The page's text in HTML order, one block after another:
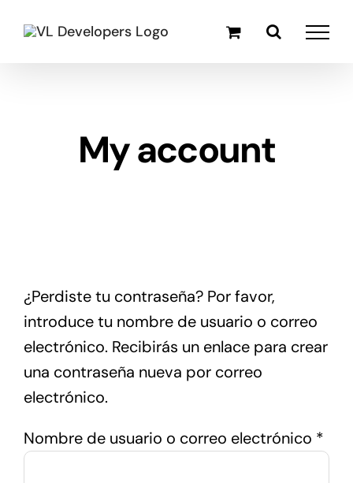
My account
¿Perdiste tu contraseña? Por favor,
introduce tu nombre de usuario o correo
electrónico. Recibirás un enlace para crear
una contraseña nueva por correo
electrónico.
Nombre de usuario o correo electrónico *